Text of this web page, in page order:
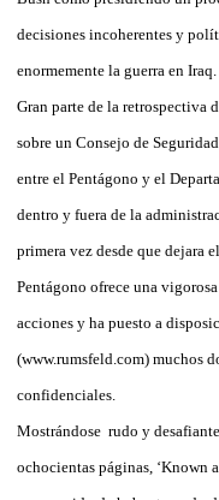
decisiones incoherentes y
enormemente la guerra en Iraq.
Gran parte de la retrospectiva
sobre un Consejo de
entre el Pentágono y el
dentro y fuera de la
primera vez desde que dejara
Pentágono ofrece una
acciones y ha puesto a
(www.rumsfeld.com) muchos
confidenciales.
Mostrándose rudo y
ochocientas páginas, ‘Known